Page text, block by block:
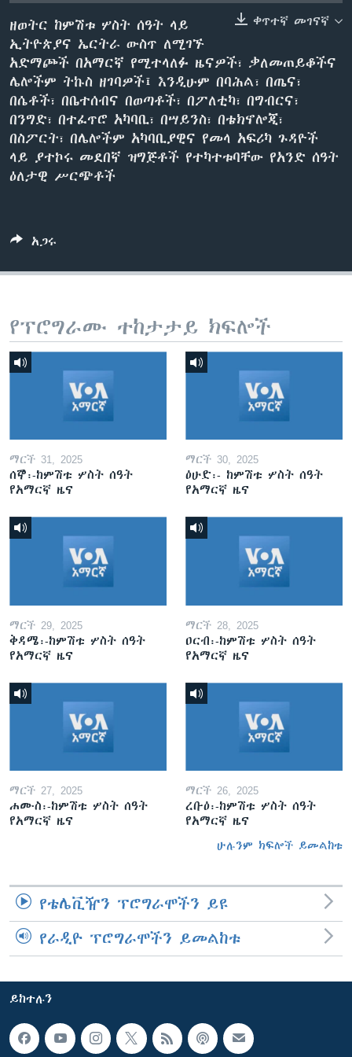
ቋንቋዎች
ቀጥተኛ መገናኛ
ዘወትር ከምሽቱ ሦስት ሰዓት ላይ
ኢትዮጵያና ኤርትራ ውስጥ ለሚገኙ
አድማጮች በአማርኛ የሚተላለፉ ዜናዎች፣ ቃለመጠይቆችና
ሌሎችም ትኩስ ዘገባዎች፤ እንዲሁም በባሕል፣ በጤና፣
በሴቶች፣ በቤተሰብና በወጣቶች፣ በፖለቲካ፣ በግብርና፣
በንግድ፣ በተፈጥሮ አካባቢ፣ በሣይንስ፣ በቴክኖሎጂ፣
በስፖርት፣ በሌሎችም አካባቢያዊና የመላ አፍሪካ ጉዳዮች
ላይ ያተኮሩ መደበኛ ዝግጅቶች የተካተቱባቸው የአንድ ሰዓት
ዕለታዊ ሥርጭቶች
አጋሩ
የፕሮግራሙ ተከታታይ ክፍሎች
ማርች 31, 2025
ሰኞ፡-ከምሽቱ ሦስት ሰዓት
የአማርኛ ዜና
ማርች 30, 2025
ዕሁድ፡- ከምሽቱ ሦስት ሰዓት
የአማርኛ ዜና
ማርች 29, 2025
ቅዳሜ፡-ከምሽቱ ሦስት ሰዓት
የአማርኛ ዜና
ማርች 28, 2025
ዐርብ፡-ከምሽቱ ሦስት ሰዓት
የአማርኛ ዜና
ማርች 27, 2025
ሐሙስ፡-ከምሽቱ ሦስት ሰዓት
የአማርኛ ዜና
ማርች 26, 2025
ረቡዕ፡-ከምሽቱ ሦስት ሰዓት
የአማርኛ ዜና
ሁሉንም ክፍሎች ይመልከቱ
የቴሌቪዥን ፕሮግራሞችን ይዩ
የራዲዮ ፕሮግራሞችን ይመልከቱ
ይከተሉን